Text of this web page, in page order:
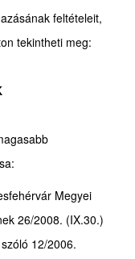
feltételeit,
tekintheti meg:
Megyei
26/2008. (IX.30.)
12/2006.